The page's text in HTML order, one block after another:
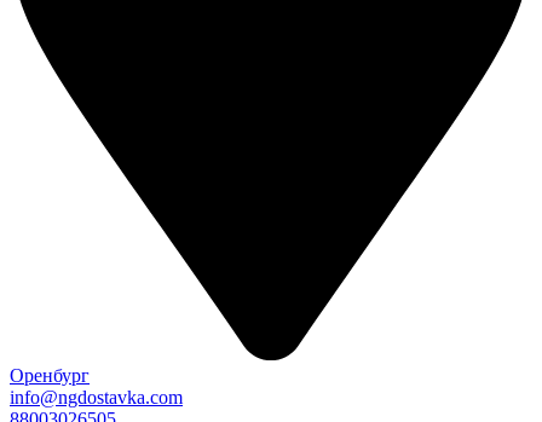
Оренбург
info@ngdostavka.com